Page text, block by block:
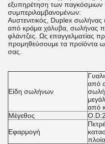
εξυπηρέτηση των παγκόσμιων
συμπεριλαμβανομένων:
Αυστενιτικός, Duplex
από κράμα χάλυβα, σωλήνας
φλάντζες. Ως επαγγελματίας
προμηθεύσουμε τα προϊόντα
σας.
Είδη σωλήνων
από
από
Μέγεθος
Εφαρμογή